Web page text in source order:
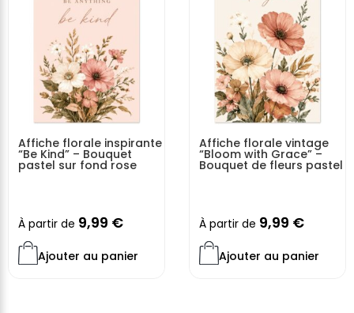
Affiche florale inspirante
“Be Kind” – Bouquet
pastel sur fond rose
À partir de 9,99 €
Ajouter au panier
Affiche florale vintage
“Bloom with Grace” –
Bouquet de fleurs pastel
À partir de 9,99 €
Ajouter au panier